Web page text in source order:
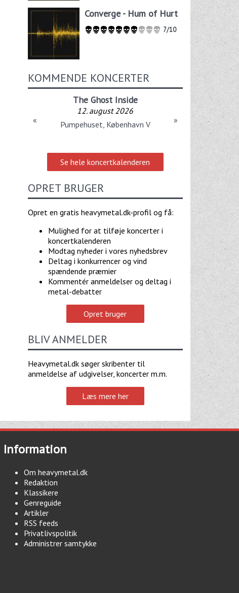
Converge - Hum of Hurt
7/10
KOMMENDE KONCERTER
The Ghost Inside
12. august 2026
Pumpehuset, København V
« »
Se hele koncertkalenderen
OPRET BRUGER
Opret en gratis heavymetal.dk-profil og få:
Mulighed for at tilføje koncerter i
koncertkalenderen
Modtag nyheder i vores nyhedsbrev
Deltag i konkurrencer og vind
spændende præmier
Kommentér anmeldelser og deltag i
metal-debatter
Opret bruger
BLIV ANMELDER
Heavymetal.dk søger skribenter til
anmeldelse af udgivelser, koncerter m.m.
Læs mere her
Information
Om heavymetal.dk
Redaktion
Klassikere
Genreguide
Artikler
RSS feeds
Privatlivspolitik
Administrer samtykke